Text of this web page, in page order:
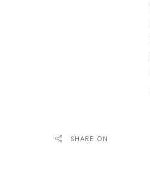
SHARE ON